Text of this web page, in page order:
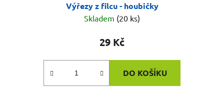
Výřezy z filcu - houbičky
Skladem (20 ks)
29 Kč
DO KOŠÍKU